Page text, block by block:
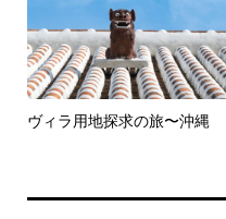
ヴィラ用地探求の旅〜沖縄